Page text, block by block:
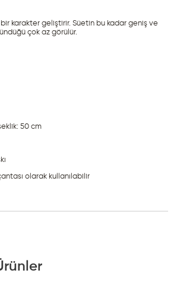
karakter geliştirir. Süetin bu kadar geniş ve
çok az görülür.
50 cm
olarak kullanılabilir